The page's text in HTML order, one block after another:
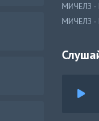
МИЧЕЛЗ -
МИЧЕЛЗ -